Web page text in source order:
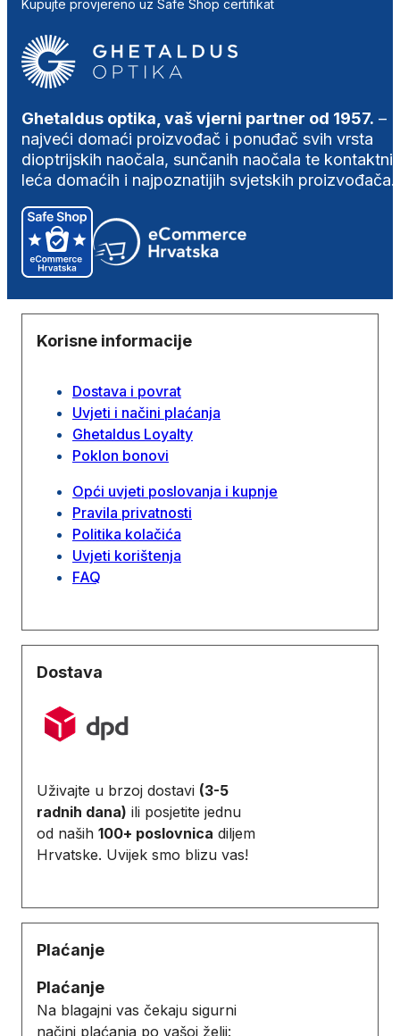
Kupujte provjereno uz Safe Shop certifikat
Ghetaldus optika, vaš vjerni partner od 1957. –
najveći domaći proizvođač i ponuđač svih vrsta
dioptrijskih naočala, sunčanih naočala te
leća domaćih i najpoznatijih svjetskih proizvođača.
Korisne informacije
Dostava i povrat
Uvjeti i načini plaćanja
Ghetaldus Loyalty
Poklon bonovi
Opći uvjeti poslovanja i kupnje
Pravila privatnosti
Politika kolačića
Uvjeti korištenja
FAQ
Dostava
Uživajte u brzoj dostavi (3-5
radnih dana) ili posjetite jednu
od naših 100+ poslovnica diljem
Hrvatske. Uvijek smo blizu vas!
Plaćanje
Plaćanje
Na blagajni vas čekaju sigurni
načini plaćanja po vašoj želji: